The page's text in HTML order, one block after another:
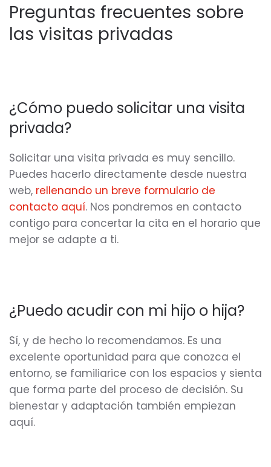
Preguntas frecuentes sobre
las visitas privadas
¿Cómo puedo solicitar una visita
privada?
Solicitar una visita privada es muy sencillo.
Puedes hacerlo directamente desde nuestra
web, rellenando un breve formulario de
contacto aquí. Nos pondremos en contacto
contigo para concertar la cita en el horario que
mejor se adapte a ti.
¿Puedo acudir con mi hijo o hija?
Sí, y de hecho lo recomendamos. Es una
excelente oportunidad para que conozca el
entorno, se familiarice con los espacios y sienta
que forma parte del proceso de decisión. Su
bienestar y adaptación también empiezan
aquí.